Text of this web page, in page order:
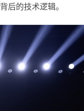
后的技术逻辑。